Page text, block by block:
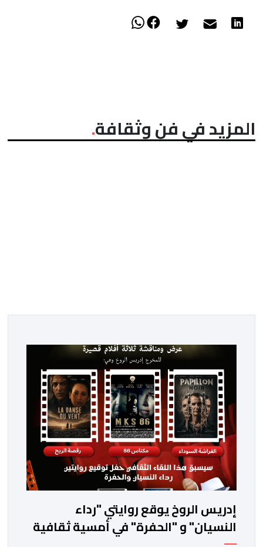
المزيد في فن وثقافة
إدريس الروخ يوقع روايتي "رداء
النسيان" و "الحفرة" في أمسية ثقافية